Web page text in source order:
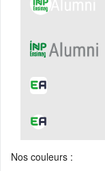
Nos couleurs :